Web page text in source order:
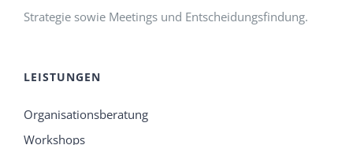
Strategie sowie Meetings und Entscheidungsfindung.
LEISTUNGEN
Organisationsberatung
Workshops